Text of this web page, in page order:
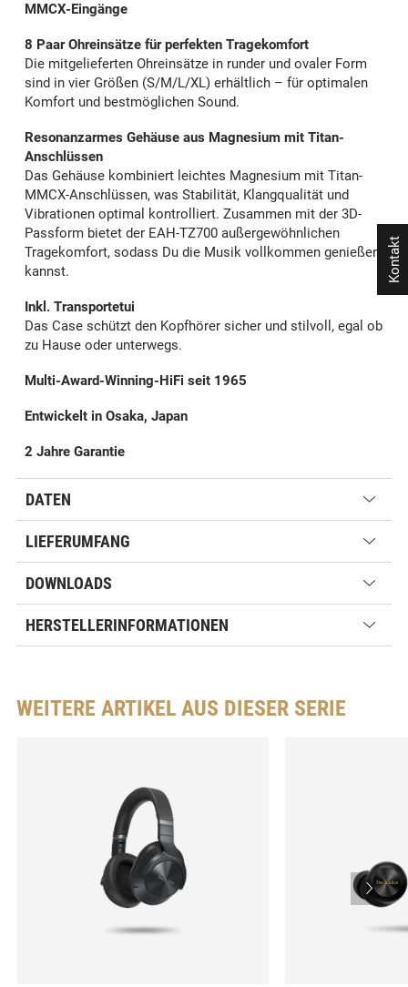
MMCX-Eingänge
8 Paar Ohreinsätze für perfekten Tragekomfort
Die mitgelieferten Ohreinsätze in runder und ovaler Form
sind in vier Größen (S/M/L/XL) erhältlich – für optimalen
Komfort und bestmöglichen Sound.
Resonanzarmes Gehäuse aus Magnesium mit Titan-
Anschlüssen
Das Gehäuse kombiniert leichtes Magnesium mit Titan-
MMCX-Anschlüssen, was Stabilität, Klangqualität und
Vibrationen optimal kontrolliert. Zusammen mit der 3D-
Passform bietet der EAH-TZ700 außergewöhnlichen
Tragekomfort, sodass Du die Musik vollkommen genießen
kannst.
Inkl. Transportetui
Das Case schützt den Kopfhörer sicher und stilvoll, egal ob
zu Hause oder unterwegs.
Multi-Award-Winning-HiFi seit 1965
Entwickelt in Osaka, Japan
2 Jahre Garantie
DATEN
LIEFERUMFANG
DOWNLOADS
HERSTELLERINFORMATIONEN
WEITERE ARTIKEL AUS DIESER SERIE
Kontakt